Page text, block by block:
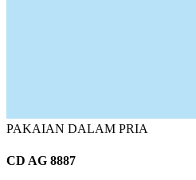
PAKAIAN DALAM PRIA
CD AG 8887